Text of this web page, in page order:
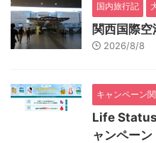
国内旅行記
関西国際
2026/8/8
キャンペーン
Life Status
ャンペーン